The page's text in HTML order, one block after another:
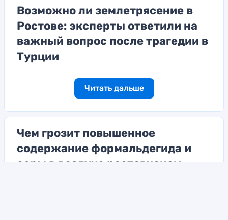
Возможно ли землетрясение в
Ростове: эксперты ответили на
важный вопрос после трагедии в
Турции
Читать дальше
Чем грозит повышенное
содержание формальдегида и
серы в воздухе ростовчанам,